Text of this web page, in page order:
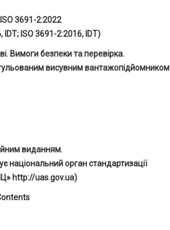
3691-2:2022
IDT; ISO 3691-2:2016, IDT)
Вимоги безпеки та перевірка.
висувним вантажопідйомником
виданням.
національний орган стандартизації
http://uas.gov.ua)